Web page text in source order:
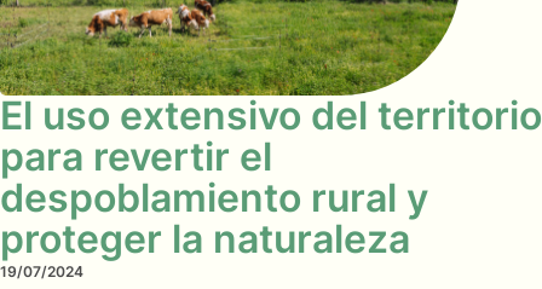
El uso extensivo del territorio
para revertir el
despoblamiento rural y
proteger la naturaleza
19/07/2024